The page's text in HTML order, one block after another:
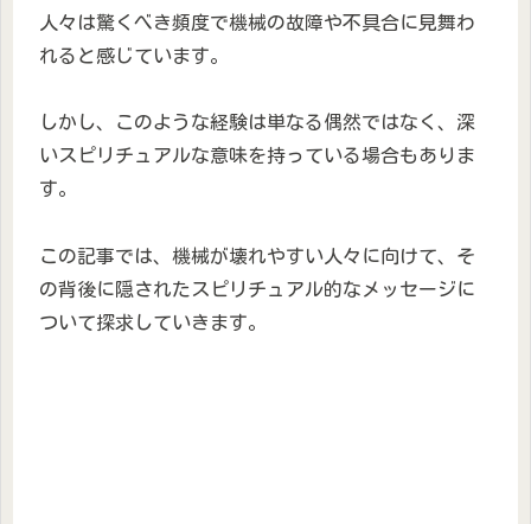
人々は驚くべき頻度で機械の故障や不具合に見舞わ
れると感じています。
しかし、このような経験は単なる偶然ではなく、深
いスピリチュアルな意味を持っている場合もありま
す。
この記事では、機械が壊れやすい人々に向けて、そ
の背後に隠されたスピリチュアル的なメッセージに
ついて探求していきます。